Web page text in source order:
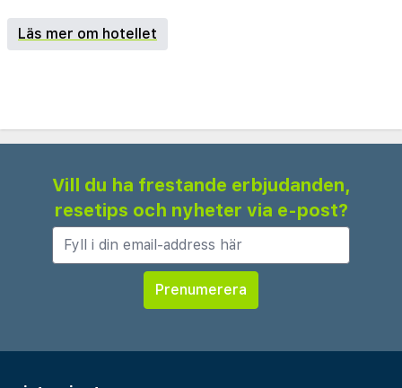
Läs mer om hotellet
Vill du ha frestande erbjudanden,
resetips och nyheter via e-post?